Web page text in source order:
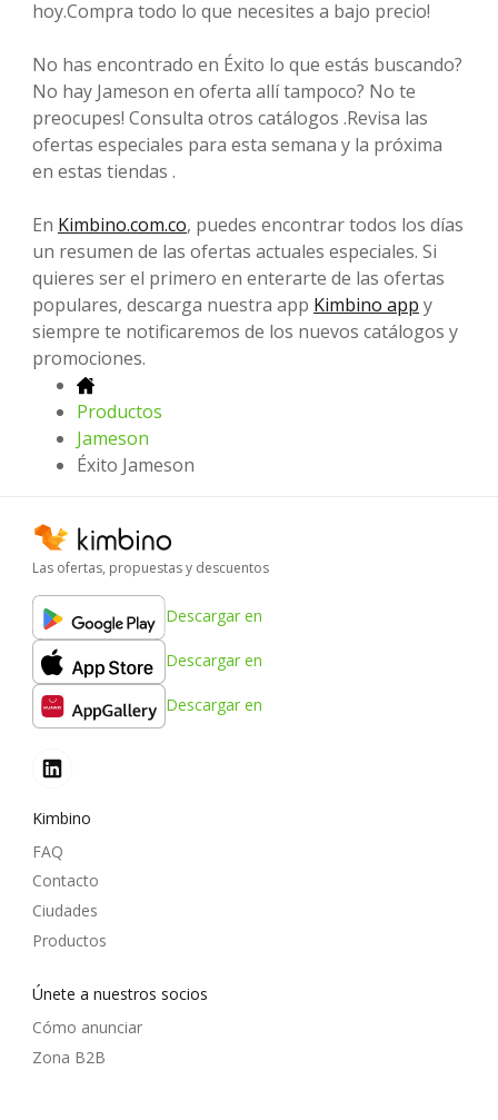
hoy.Compra todo lo que necesites a bajo precio!
No has encontrado en Éxito lo que estás buscando?
No hay Jameson en oferta allí tampoco? No te
preocupes! Consulta otros catálogos .Revisa las
ofertas especiales para esta semana y la próxima
en estas tiendas .
En Kimbino.com.co, puedes encontrar todos los días
un resumen de las ofertas actuales especiales. Si
quieres ser el primero en enterarte de las ofertas
populares, descarga nuestra app Kimbino app y
siempre te notificaremos de los nuevos catálogos y
promociones.
Productos
Jameson
Éxito Jameson
Las ofertas, propuestas y descuentos
Descargar en
Descargar en
Descargar en
Kimbino
FAQ
Contacto
Ciudades
Productos
Únete a nuestros socios
Cómo anunciar
Zona B2B